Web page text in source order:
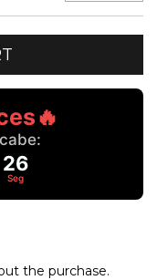
25
Seg
the purchase.